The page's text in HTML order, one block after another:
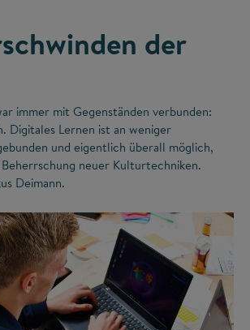
der
immer mit Gegenständen verbunden:
Digitales Lernen ist an weniger
und eigentlich überall möglich,
neuer Kulturtechniken.
Deimann.